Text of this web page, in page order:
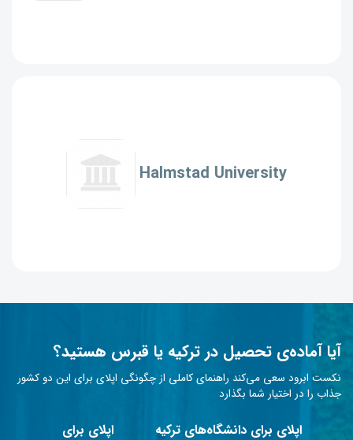
Halmstad University
آیا آماده‌ی تحصیل در ترکیه یا قبرس هستید؟
نکست ابرود سعی می‌کند راهنمای کاملی از چگونگی اپلای برای این دو کشور
جذاب را در اختیار شما بگذارد
اپلای برای دانشگاه‌های ترکیه
اپلای برای